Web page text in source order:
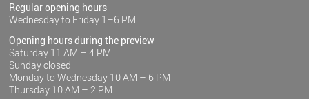
Regular opening hours
Wednesday to Friday 1–6 PM
Opening hours during the preview
Saturday 11 AM – 4 PM
Sunday closed
Monday to Wednesday 10 AM – 6 PM
Thursday 10 AM – 2 PM